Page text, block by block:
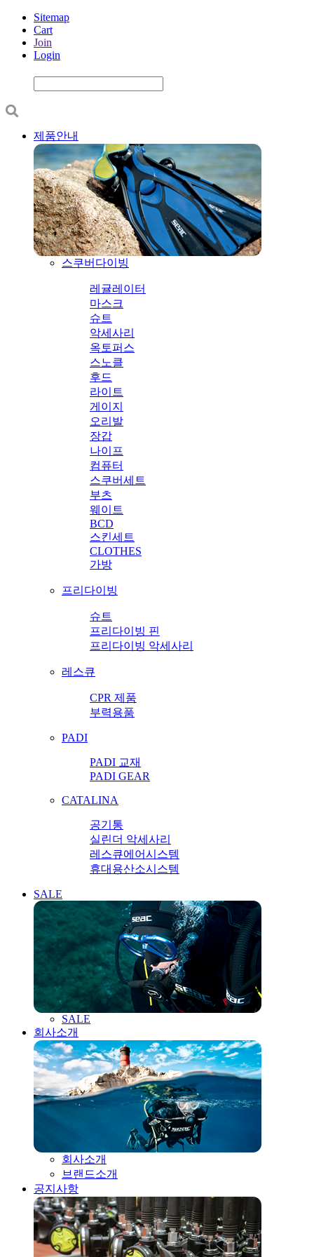
Sitemap
Cart
Join
Login
제품안내
스쿠버다이빙
레귤레이터
마스크
슈트
악세사리
옥토퍼스
스노클
후드
라이트
게이지
오리발
장갑
나이프
컴퓨터
스쿠버세트
부츠
웨이트
BCD
스킨세트
CLOTHES
가방
프리다이빙
슈트
프리다이빙 핀
프리다이빙 악세사리
레스큐
CPR 제품
부력용품
PADI
PADI 교재
PADI GEAR
CATALINA
공기통
실린더 악세사리
레스큐에어시스템
휴대용산소시스템
SALE
SALE
회사소개
회사소개
브랜드소개
공지사항